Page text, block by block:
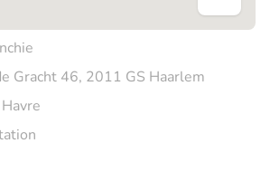
Gracht 46, 2011 GS Haarlem